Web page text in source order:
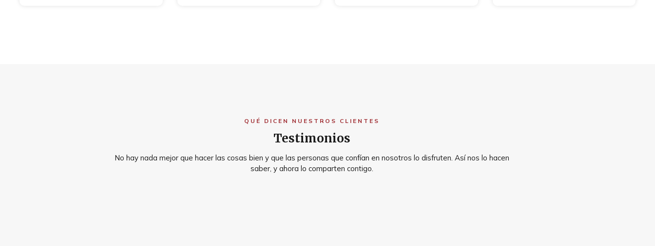
QUÉ DICEN NUESTROS CLIENTES
Testimonios
No hay nada mejor que hacer las cosas bien y que las personas que confían en nosotros lo disfruten. Así nos lo hacen
saber, y ahora lo comparten contigo.